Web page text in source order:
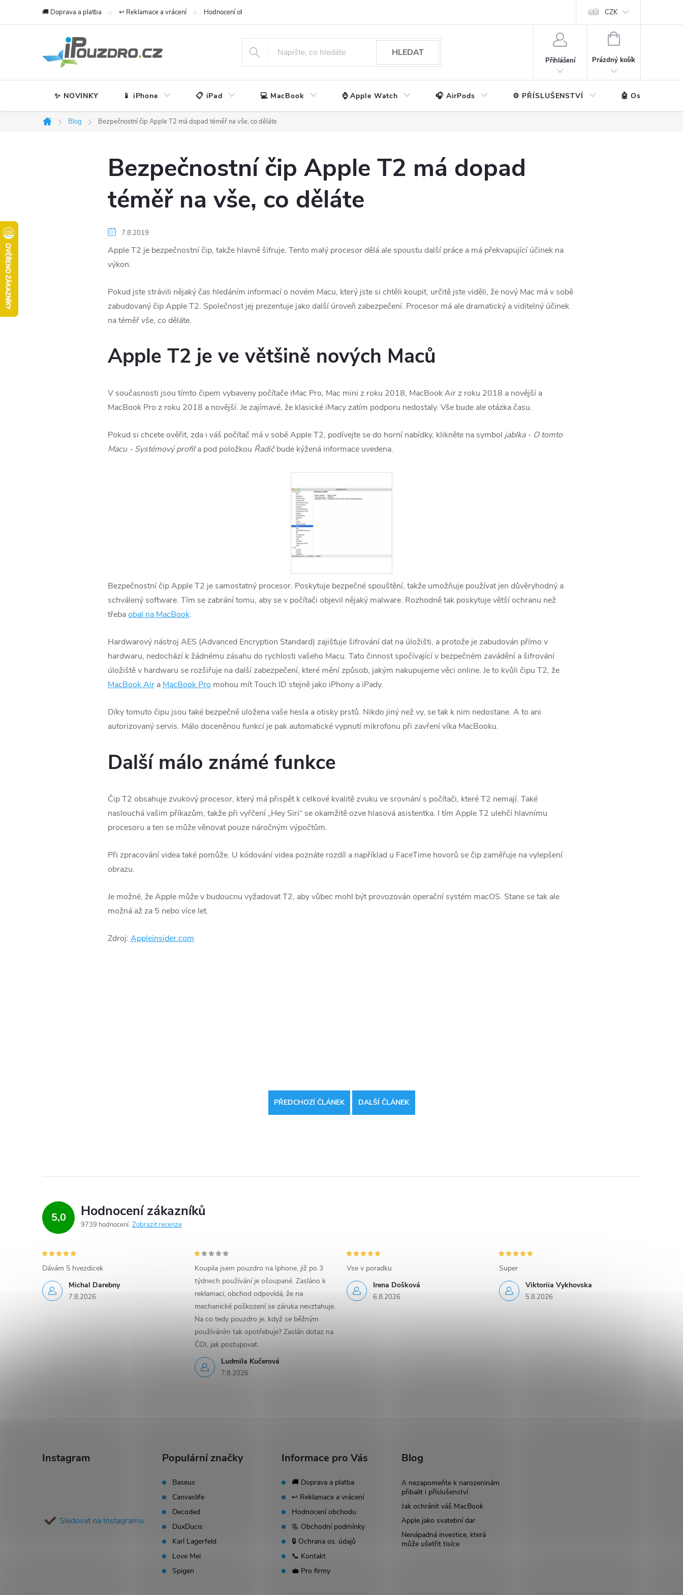
🚚 Doprava a platba ↩️ Reklamace a vrácení Hodnocení obchodu CZK
HLEDAT
Přihlášení
NÁKUPNÍ
Prázdný košík
✨ NOVINKY 📱 iPhone 📋 iPad 💻 MacBook ⌚ Apple Watch 🎧 AirPods ⚙️ PŘÍSLUŠENSTVÍ 🤖 Ostatní
Domů
Blog Bezpečnostní čip Apple T2 má dopad téměř na vše, co děláte
Bezpečnostní čip Apple T2 má dopad
téměř na vše, co děláte
7.8.2019
Apple T2 je bezpečnostní čip, takže hlavně šifruje. Tento malý procesor dělá ale spoustu další práce a má překvapující účinek na
výkon.
Pokud jste strávili nějaký čas hledáním informací o novém Macu, který jste si chtěli koupit, určitě jste viděli, že nový Mac má v sobě
zabudovaný čip Apple T2. Společnost jej prezentuje jako další úroveň zabezpečení. Procesor má ale dramatický a viditelný účinek
na téměř vše, co děláte.
Apple T2 je ve většině nových Maců
V současnosti jsou tímto čipem vybaveny počítače iMac Pro, Mac mini z roku 2018, MacBook Air z roku 2018 a novější a
MacBook Pro z roku 2018 a novější. Je zajímavé, že klasické iMacy zatím podporu nedostaly. Vše bude ale otázka času.
Pokud si chcete ověřit, zda i váš počítač má v sobě Apple T2, podívejte se do horní nabídky, klikněte na symbol jablka - O tomto
Macu - Systémový profila pod položkou Řadičbude kýžená informace uvedena.
Bezpečnostní čip Apple T2 je samostatný procesor. Poskytuje bezpečné spouštění, takže umožňuje používat jen důvěryhodný a
schválený software. Tím se zabrání tomu, aby se v počítači objevil nějaký malware. Rozhodně tak poskytuje větší ochranu než
třebaobal na MacBook.
Hardwarový nástroj AES (Advanced Encryption Standard) zajišťuje šifrování dat na úložišti, a protože je zabudován přímo v
hardwaru, nedochází k žádnému zásahu do rychlosti vašeho Macu. Tato činnost spočívající v bezpečném zavádění a šifrování
úložiště v hardwaru se rozšiřuje na další zabezpečení, které mění způsob, jakým nakupujeme věci online. Je to kvůli čipu T2, že
MacBook Aira MacBook Pro mohou mít Touch ID stejně jako iPhony a iPady.
Díky tomuto čipu jsou také bezpečně uložena vaše hesla a otisky prstů. Nikdo jiný než vy, se tak k nim nedostane. A to ani
autorizovaný servis. Málo doceněnou funkcí je pak automatické vypnutí mikrofonu při zavření víka MacBooku.
Další málo známé funkce
Čip T2 obsahuje zvukový procesor, který má přispět k celkové kvalitě zvuku ve srovnání s počítači, které T2 nemají. Také
naslouchá vašim příkazům, takže při vyřčení „Hey Siri“ se okamžitě ozve hlasová asistentka. I tím Apple T2 ulehčí hlavnímu
procesoru a ten se může věnovat pouze náročným výpočtům.
Při zpracování videa také pomůže. U kódování videa poznáte rozdíl a například u FaceTime hovorů se čip zaměřuje na vylepšení
obrazu.
Je možné, že Apple může v budoucnu vyžadovat T2, aby vůbec mohl být provozován operační systém macOS. Stane se tak ale
možná až za 5 nebo více let.
Zdroj: Appleinsider.com
PŘEDCHOZÍ ČLÁNEK DALŠÍ ČLÁNEK
5,0 Hodnocení zákazníků
9739 hodnocení Zobrazit recenze
Michal Darebny
7.8.2026
Dávám 5 hvezdicek
Ludmila Kučerová
7.8.2026
Koupila jsem pouzdro na Iphone, již po 3
týdnech používání je ošoupané. Zasláno k
reklamaci, obchod odpovídá, že na
mechanické poškození se záruka nevztahuje.
Na co tedy pouzdro je, když se běžným
používáním tak opotřebuje? Zaslán dotaz na
ČOI, jak postupovat.
Irena Došková
6.8.2026
Vse v poradku
Viktoriia Vykhovska
5.8.2026
Super
Instagram
Sledovat na Instagramu
Populární značky
Baseus
Canvaslife
Decoded
DuxDucis
Karl Lagerfeld
Love Mei
Spigen
Informace pro Vás
🚚 Doprava a platba
↩️ Reklamace a vrácení
Hodnocení obchodu
📃 Obchodní podmínky
🔒 Ochrana os. údajů
📞 Kontakt
💼 Pro firmy
Blog
A nezapomeňte k narozeninám
přibalit i příslušenství
Jak ochránit váš MacBook
Apple jako svatební dar
Nenápadná investice, která
může ušetřit tisíce